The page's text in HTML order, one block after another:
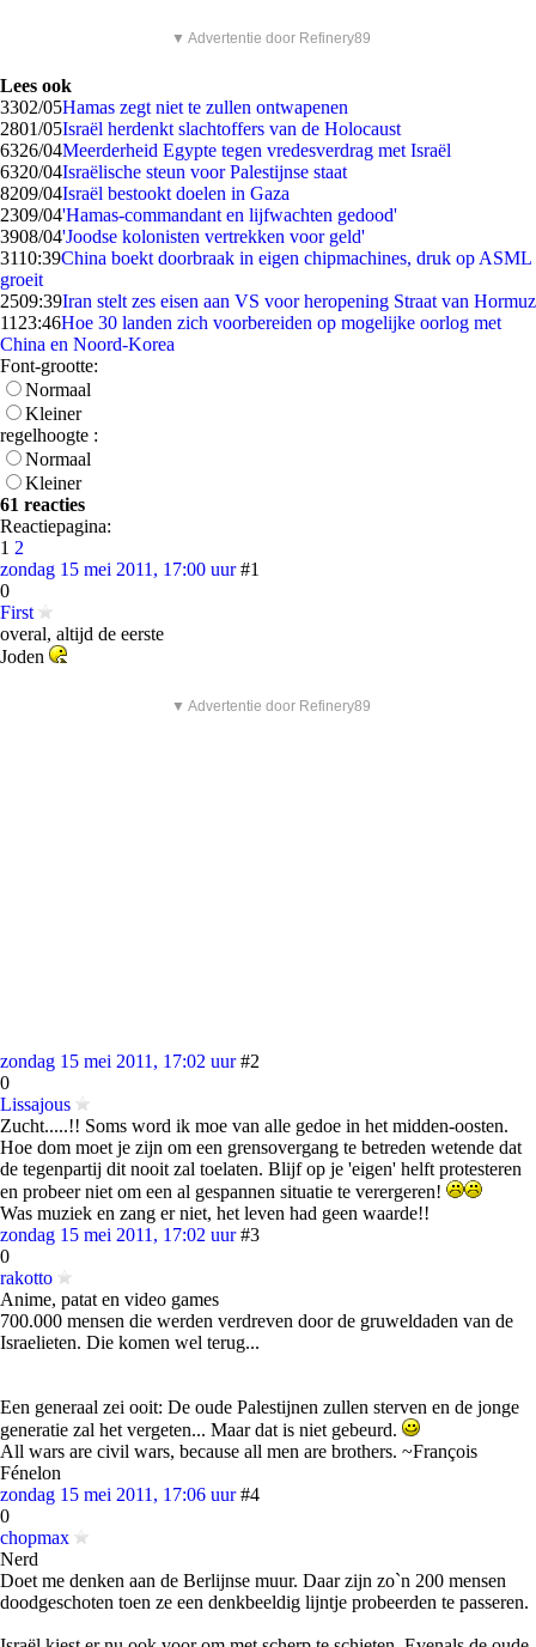
▼ Advertentie door Refinery89
Lees ook
3302/05Hamas zegt niet te zullen ontwapenen
2801/05Israël herdenkt slachtoffers van de Holocaust
6326/04Meerderheid Egypte tegen vredesverdrag met Israël
6320/04Israëlische steun voor Palestijnse staat
8209/04Israël bestookt doelen in Gaza
2309/04'Hamas-commandant en lijfwachten gedood'
3908/04'Joodse kolonisten vertrekken voor geld'
3110:39China boekt doorbraak in eigen chipmachines, druk op ASML
groeit
2509:39Iran stelt zes eisen aan VS voor heropening Straat van Hormuz
11 23:46Hoe 30 landen zich voorbereiden op mogelijke oorlog met
China en Noord-Korea
Font-grootte:
Normaal
Kleiner
regelhoogte :
Normaal
Kleiner
61 reacties
Reactiepagina:
1 2
zondag 15 mei 2011, 17:00 uur #1
0
First
overal, altijd de eerste
Joden
▼ Advertentie door Refinery89
zondag 15 mei 2011, 17:02 uur #2
0
Lissajous
Zucht.....!! Soms word ik moe van alle gedoe in het midden-oosten.
Hoe dom moet je zijn om een grensovergang te betreden wetende dat
de tegenpartij dit nooit zal toelaten. Blijf op je 'eigen' helft protesteren
en probeer niet om een al gespannen situatie te verergeren!
Was muziek en zang er niet, het leven had geen waarde!!
zondag 15 mei 2011, 17:02 uur #3
0
rakotto
Anime, patat en video games
700.000 mensen die werden verdreven door de gruweldaden van de
Israelieten. Die komen wel terug...
Een generaal zei ooit: De oude Palestijnen zullen sterven en de jonge
generatie zal het vergeten... Maar dat is niet gebeurd.
All wars are civil wars, because all men are brothers. ~François
Fénelon
zondag 15 mei 2011, 17:06 uur #4
0
chopmax
Nerd
Doet me denken aan de Berlijnse muur. Daar zijn zo`n 200 mensen
doodgeschoten toen ze een denkbeeldig lijntje probeerden te passeren.